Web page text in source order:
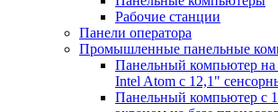
Рабочие станции
Панели оператора
Промышленные панельные
Панельный компьютер на
Intel Atom с 12,1"
Панельный компьютер с